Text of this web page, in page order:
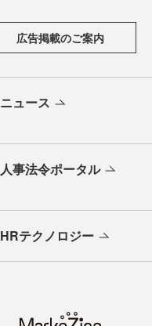
広告掲載のご案内
ニュース
人事法令ポータル
HRテクノロジー